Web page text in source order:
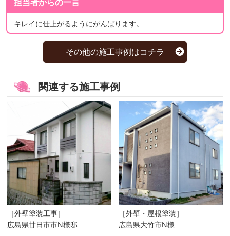
キレイに仕上がるようにがんばります。
その他の施工事例はコチラ
関連する施工事例
［外壁塗装工事］
広島県廿日市市N様邸
［外壁・屋根塗装］
広島県大竹市N様